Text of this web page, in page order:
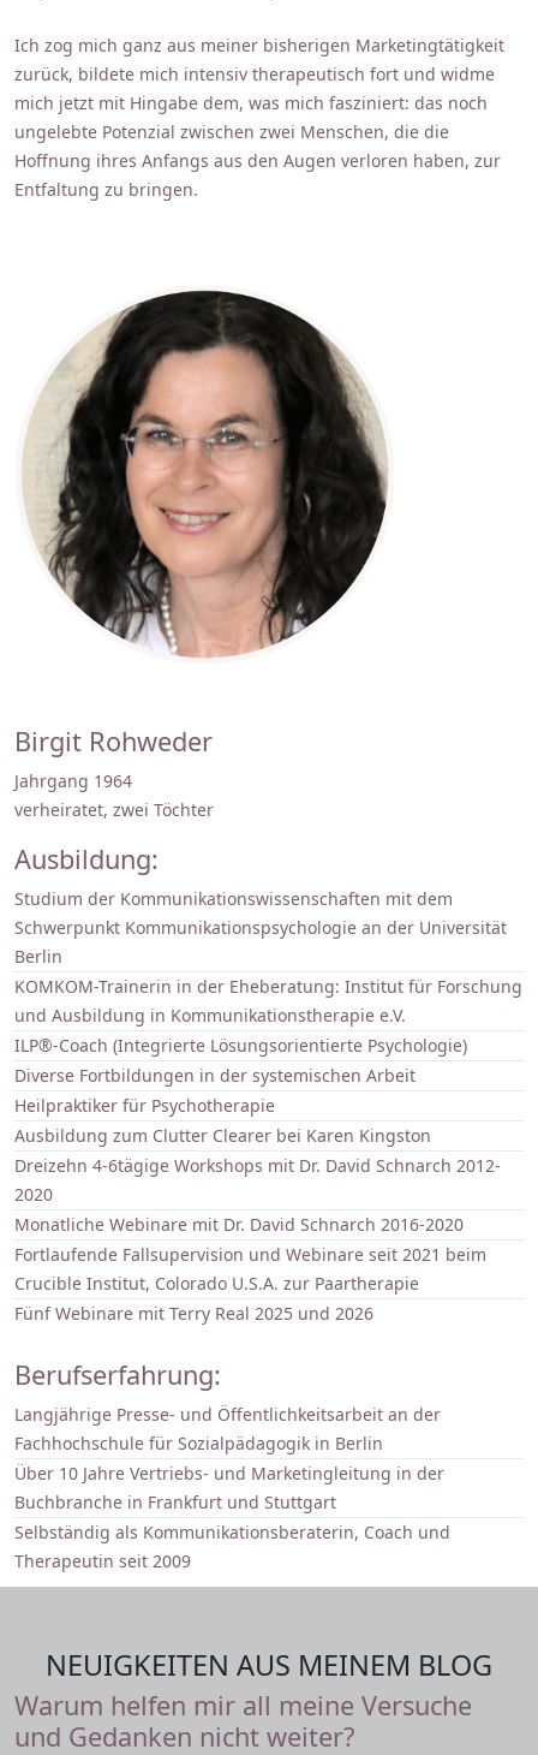
Ich zog mich ganz aus meiner bisherigen Marketingtätigkeit
zurück, bildete mich intensiv therapeutisch fort und widme
mich jetzt mit Hingabe dem, was mich fasziniert: das noch
ungelebte Potenzial zwischen zwei Menschen, die die
Hoffnung ihres Anfangs aus den Augen verloren haben, zur
Entfaltung zu bringen.
Birgit Rohweder
Jahrgang 1964
verheiratet, zwei Töchter
Ausbildung:
Studium der Kommunikationswissenschaften mit dem
Schwerpunkt Kommunikationspsychologie an der Universität
Berlin
KOMKOM-Trainerin in der Eheberatung: Institut für Forschung
und Ausbildung in Kommunikationstherapie e.V.
ILP®-Coach (Integrierte Lösungsorientierte Psychologie)
Diverse Fortbildungen in der systemischen Arbeit
Heilpraktiker für Psychotherapie
Ausbildung zum Clutter Clearer bei Karen Kingston
Dreizehn 4-6tägige Workshops mit Dr. David Schnarch 2012-
2020
Monatliche Webinare mit Dr. David Schnarch 2016-2020
Fortlaufende Fallsupervision und Webinare seit 2021 beim
Crucible Institut, Colorado U.S.A. zur Paartherapie
Fünf Webinare mit Terry Real 2025 und 2026
Berufserfahrung:
Langjährige Presse- und Öffentlichkeitsarbeit an der
Fachhochschule für Sozialpädagogik in Berlin
Über 10 Jahre Vertriebs- und Marketingleitung in der
Buchbranche in Frankfurt und Stuttgart
Selbständig als Kommunikationsberaterin, Coach und
Therapeutin seit 2009
NEUIGKEITEN AUS MEINEM BLOG
Warum helfen mir all meine Versuche
und Gedanken nicht weiter?